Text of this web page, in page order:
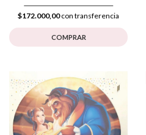
$172.000,00con transferencia
COMPRAR